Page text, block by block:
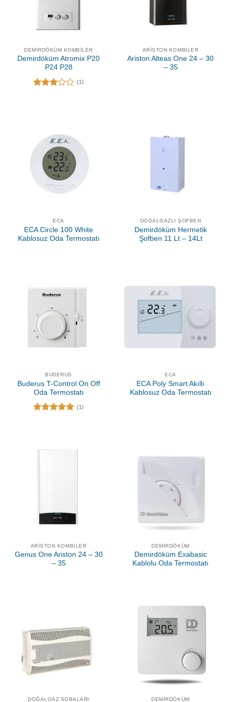
DEMIRDÖKÜM KOMBILER
Demirdöküm Atromix P20
P24 P28
(1)
ARISTON KOMBILER
Ariston Alteas One 24 – 30
– 35
ECA
ECA Circle 100 White
Kablosuz Oda Termostatı
DOĞALGAZLI ŞOFBEN
Demirdöküm Hermetik
Şofben 11 Lt – 14Lt
BUDERUS
Buderus T-Control On Off
Oda Termostatı
(1)
ECA
ECA Poly Smart Akıllı
Kablosuz Oda Termostatı
ARISTON KOMBILER
Genus One Ariston 24 – 30
– 35
DEMIRDÖKÜM
Demirdöküm Exabasic
Kablolu Oda Termostatı
DOĞALGAZ SOBALARI DEMIRDÖKÜM